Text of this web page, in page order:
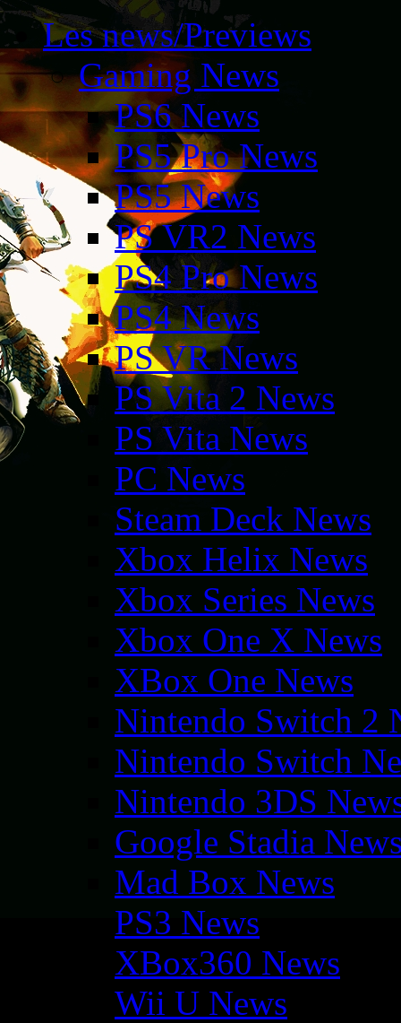
Les news/Previews
Gaming News
PS6 News
PS5 Pro News
PS5 News
PS VR2 News
PS4 Pro News
PS4 News
PS VR News
PS Vita 2 News
PS Vita News
PC News
Steam Deck News
Xbox Helix News
Xbox Series News
Xbox One X News
XBox One News
Nintendo Switch 2
Nintendo Switch
Nintendo 3DS
Google Stadia
Mad Box News
PS3 News
XBox360 News
Wii U News